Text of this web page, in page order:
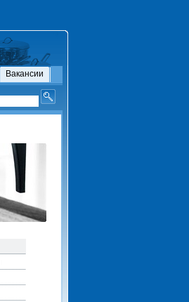
Вакансии